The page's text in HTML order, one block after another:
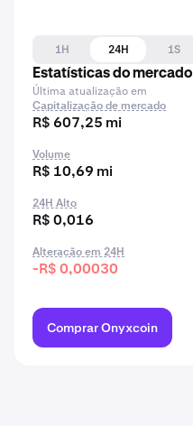
1H 24H 1S
Estatísticas do mercado
Última atualização em
Capitalização de mercado
R$ 607,25 mi
Volume
R$ 10,69 mi
24H Alto
R$ 0,016
Alteração em 24H
-R$ 0,00030
Comprar Onyxcoin